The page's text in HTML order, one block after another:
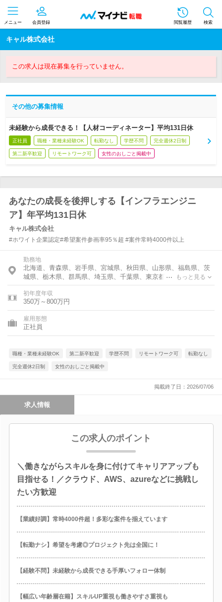
メニュー 会員登録 閲覧履歴 検索
キャル株式会社
この求人は現在募集を行っていません。
その他の募集情報
未経験から成長できる！【人材コーディネーター】平均131日休
正社員 職種・業種未経験OK 転勤なし 学歴不問 完全週休2日制
第二新卒歓迎 リモートワーク可 女性のおしごと掲載中
あなたの成長を後押しする【インフラエンジニ
ア】年平均131日休
キャル株式会社
#ホワイト企業認定#希望案件参画率95％超 #案件常時4000件以上
勤務地
北海道、青森県、岩手県、宮城県、秋田県、山形県、福島県、茨
城県、栃木県、群馬県、埼玉県、千葉県、東京都、神奈川県、富
山県、石川県、福井県、新潟県、山梨県、長野県、岐阜県、静岡
県、愛知県、三重県、滋賀県、京都府、大阪府、兵庫県、奈良
県、和歌山県、鳥取県、島根県、岡山県、広島県、山口県、徳島
県、香川県、愛媛県、高知県、福岡県、佐賀県、長崎県、熊本
県、大分県、宮崎県、鹿児島県、沖縄県
もっと見る
初年度年収
350万～800万円
雇用形態
正社員
職種・業種未経験OK 第二新卒歓迎 学歴不問 リモートワーク可 転勤なし
完全週休2日制 女性のおしごと掲載中
掲載終了日：2026/07/06
求人情報
この求人のポイント
＼働きながらスキルを身に付けてキャリアアップも
目指せる！／クラウド、AWS、azureなどに挑戦し
たい方歓迎
【業績好調】常時4000件超！多彩な案件を揃えています
【転勤ナシ】希望を考慮◎プロジェクト先は全国に！
【経験不問】未経験から成長できる手厚いフォロー体制
【幅広い年齢層在籍】スキルUP重視も働きやすさ重視も